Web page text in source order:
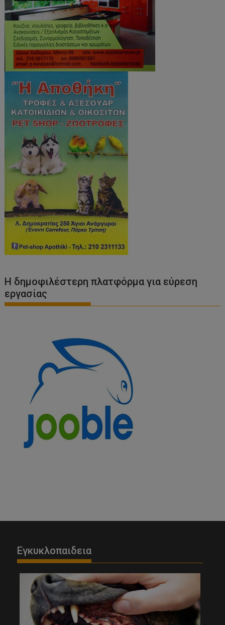
Η δημοφιλέστερη πλατφόρμα για εύρεση
εργασίας
Εγκυκλοπαιδεια